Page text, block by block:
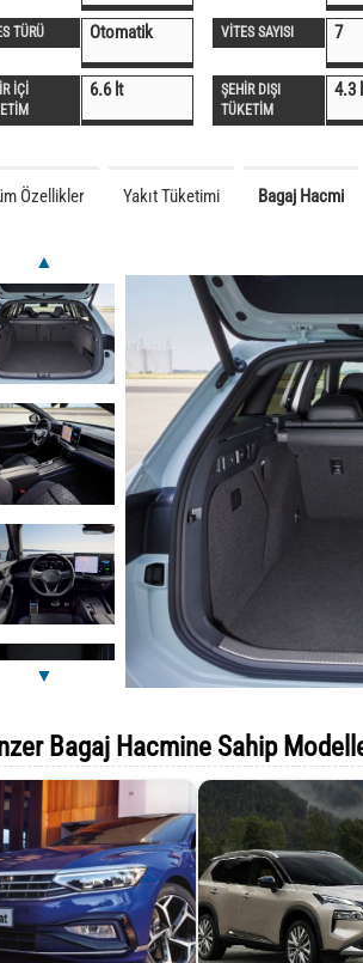
TÜRÜ Otomatik VİTES SAYISI 7
İÇİ
6.6 lt
ŞEHİR DIŞI
TÜKETİM
4.3
Özellikler Yakıt Tüketimi Bagaj Hacmi
▲
▼
Bagaj Hacmine Sahip